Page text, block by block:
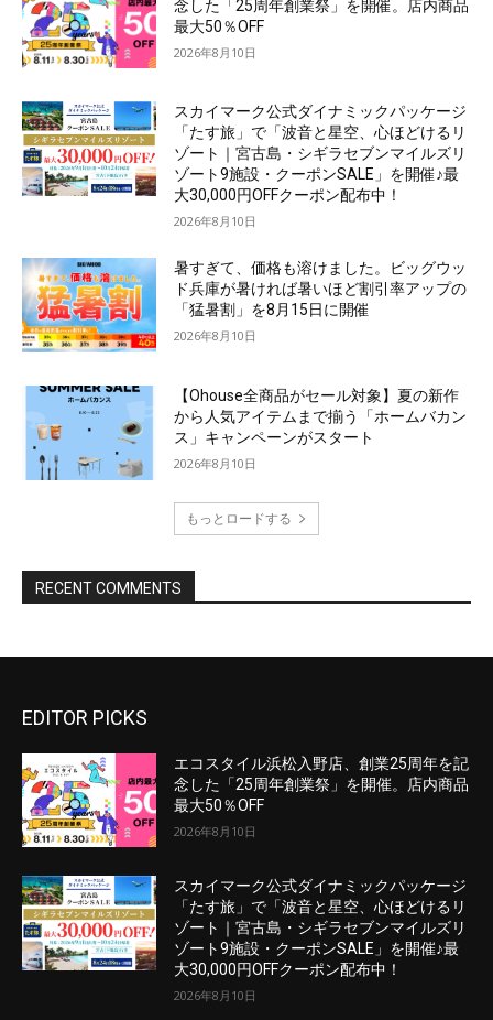
EDITOR PICKS
エコスタイル浜松入野店、創業25周年を記
念した「25周年創業祭」を開催。店内商品
最大50％OFF
2026年8月10日
スカイマーク公式ダイナミックパッケージ
「たす旅」で「波音と星空、心ほどけるリ
ゾート｜宮古島・シギラセブンマイルズリ
ゾート9施設・クーポンSALE」を開催♪最
大30,000円OFFクーポン配布中！
2026年8月10日